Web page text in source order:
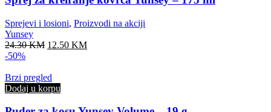
Sprejevi i losioni, Proizvodi na akciji
Yunsey
24.30KM Original
24.30 KM.
12.50 KMCurrent
-50%
Brzi pregled
Dodaj u korpu